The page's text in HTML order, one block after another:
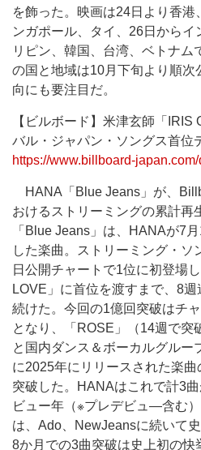
を飾った。映画は24日より香
ンガポール、タイ、26日からイ
リピン、韓国、台湾、ベトナム
の国と地域は10月下旬より順次
向にも要注目だ。
【ビルボード】米津玄師「
バル・ジャパン・ソングス首位
https://www.billboard-
HANA「Blue Jeans」が、
おけるストリーミングの累計再
「Blue Jeans」は、HANAが7
した楽曲。ストリーミング・ソ
日公開チャートで1位に初登場
LOVE」に首位を渡すまで、8
続けた。今回の1億回突破はチ
となり、「ROSE」（14週で突
と国内ダンス＆ボーカルグルー
に2025年にリリースされた楽
突破した。HANAはこれで計3
ビュー年（※プレデビュ―含む
は、Ado、NewJeansに続いて
8か月での3曲突破は史上初の快